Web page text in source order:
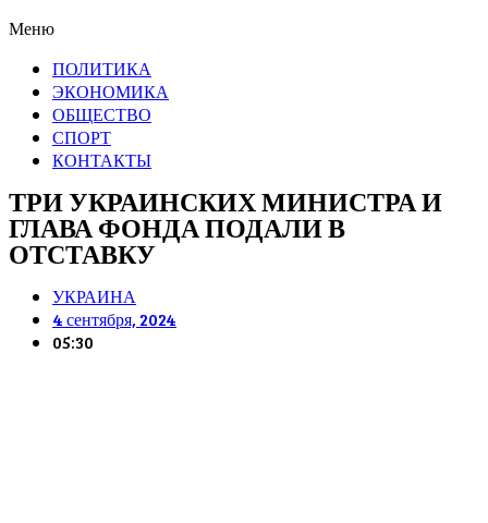
Меню
ПОЛИТИКА
ЭКОНОМИКА
ОБЩЕСТВО
СПОРТ
КОНТАКТЫ
ТРИ УКРАИНСКИХ МИНИСТРА И
ГЛАВА ФОНДА ПОДАЛИ В
ОТСТАВКУ
УКРАИНА
4 сентября, 2024
05:30